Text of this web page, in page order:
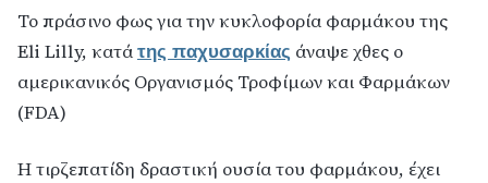
Το πράσινο φως για την κυκλοφορία φαρμάκου της
Eli Lilly, κατά της παχυσαρκίας άναψε χθες ο
αμερικανικός Οργανισμός Τροφίμων και Φαρμάκων
(FDA)
Η τιρζεπατίδη δραστική ουσία του φαρμάκου, έχει